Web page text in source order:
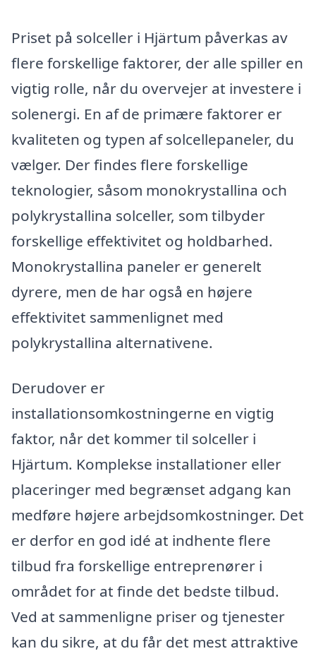
Priset på solceller i Hjärtum påverkas av
flere forskellige faktorer, der alle spiller en
vigtig rolle, når du overvejer at investere i
solenergi. En af de primære faktorer er
kvaliteten og typen af solcellepaneler, du
vælger. Der findes flere forskellige
teknologier, såsom monokrystallina och
polykrystallina solceller, som tilbyder
forskellige effektivitet og holdbarhed.
Monokrystallina paneler er generelt
dyrere, men de har også en højere
effektivitet sammenlignet med
polykrystallina alternativene.
Derudover er
installationsomkostningerne en vigtig
faktor, når det kommer til solceller i
Hjärtum. Komplekse installationer eller
placeringer med begrænset adgang kan
medføre højere arbejdsomkostninger. Det
er derfor en god idé at indhente flere
tilbud fra forskellige entreprenører i
området for at finde det bedste tilbud.
Ved at sammenligne priser og tjenester
kan du sikre, at du får det mest attraktive